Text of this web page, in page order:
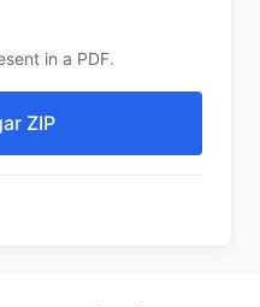
in a PDF.
ZIP